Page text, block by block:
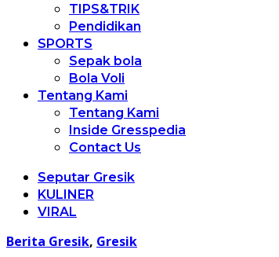
TIPS&TRIK
Pendidikan
SPORTS
Sepak bola
Bola Voli
Tentang Kami
Tentang Kami
Inside Gresspedia
Contact Us
Seputar Gresik
KULINER
VIRAL
Berita Gresik, Gresik